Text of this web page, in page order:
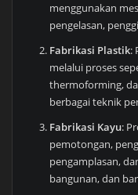
menggunakan
pengelasan,
Fabrikasi Plastik:
melalui proses
thermoforming,
berbagai teknik
Fabrikasi Kayu:
pemotongan,
pengamplasan,
bangunan, dan